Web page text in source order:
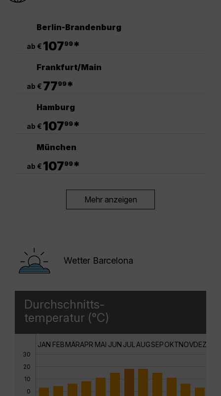
Berlin-Brandenburg
ab € 10799*
Frankfurt/Main
ab € 7799*
Hamburg
ab € 10799*
München
ab € 10799*
Mehr anzeigen
Wetter Barcelona
Durchschnitts-
temperatur (°C)
30
20
10
0
JAN FEBMÄRAPR MAI JUN JUL AUGSEPOKTNOVDEZ